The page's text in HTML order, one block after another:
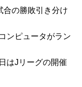
合の勝敗引き分け
ンピュータがラン
はJリーグの開催